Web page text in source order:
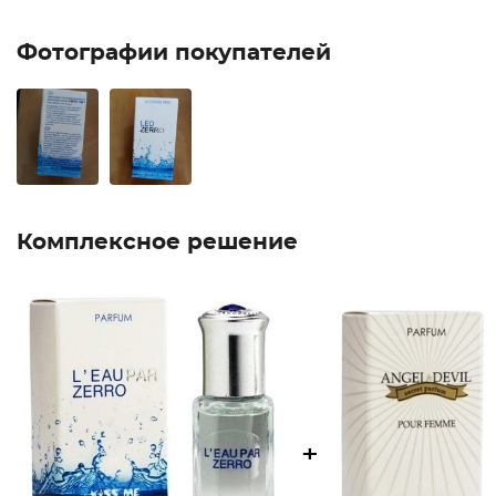
Фотографии покупателей
Комплексное решение
+